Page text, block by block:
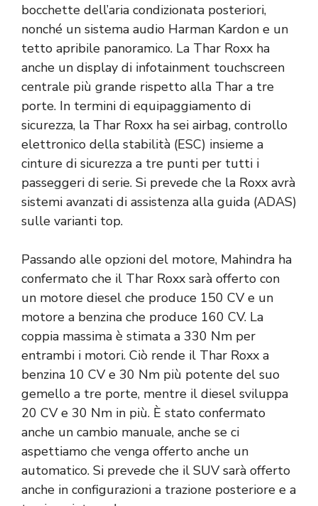
bocchette dell’aria condizionata posteriori,
nonché un sistema audio Harman Kardon e un
tetto apribile panoramico. La Thar Roxx ha
anche un display di infotainment touchscreen
centrale più grande rispetto alla Thar a tre
porte. In termini di equipaggiamento di
sicurezza, la Thar Roxx ha sei airbag, controllo
elettronico della stabilità (ESC) insieme a
cinture di sicurezza a tre punti per tutti i
passeggeri di serie. Si prevede che la Roxx avrà
sistemi avanzati di assistenza alla guida (ADAS)
sulle varianti top.
Passando alle opzioni del motore, Mahindra ha
confermato che il Thar Roxx sarà offerto con
un motore diesel che produce 150 CV e un
motore a benzina che produce 160 CV. La
coppia massima è stimata a 330 Nm per
entrambi i motori. Ciò rende il Thar Roxx a
benzina 10 CV e 30 Nm più potente del suo
gemello a tre porte, mentre il diesel sviluppa
20 CV e 30 Nm in più. È stato confermato
anche un cambio manuale, anche se ci
aspettiamo che venga offerto anche un
automatico. Si prevede che il SUV sarà offerto
anche in configurazioni a trazione posteriore e a